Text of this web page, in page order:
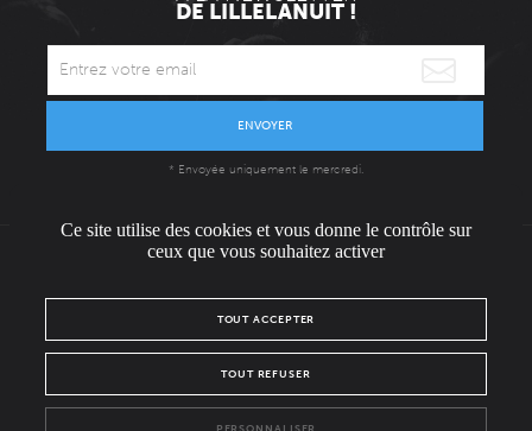
DE LILLELANUIT !
ENVOYER
* Envoyée uniquement le mercredi.
L'ÉQUIPE
POLITIQUE DE CONFIDENTIALITÉ
Ce site utilise des cookies et vous donne le contrôle sur
ceux que vous souhaitez activer
TOUT ACCEPTER
TOUT REFUSER
PERSONNALISER